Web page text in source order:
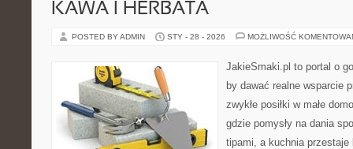
KAWA I HERBATA
POSTED BY ADMIN STY - 28 - 2026 MOŻLIWOŚĆ
JakieSmaki.pl to portal o
by dawać realne wsparcie
zwykłe posiłki w małe
gdzie pomysły na dania
tipami, a kuchnia